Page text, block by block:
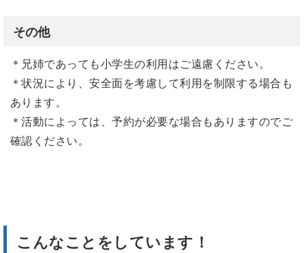
その他
＊兄姉であっても小学生の利用はご遠慮ください。
＊状況により、安全面を考慮して利用を制限する場合も
あります。
＊活動によっては、予約が必要な場合もありますのでご
確認ください。
こんなことをしています！